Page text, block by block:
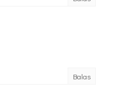
Balas